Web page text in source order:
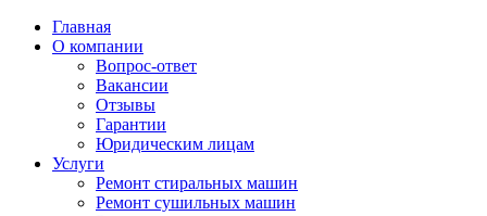
Главная
О компании
Вопрос-ответ
Вакансии
Отзывы
Гарантии
Юридическим лицам
Услуги
Ремонт стиральных машин
Ремонт сушильных машин